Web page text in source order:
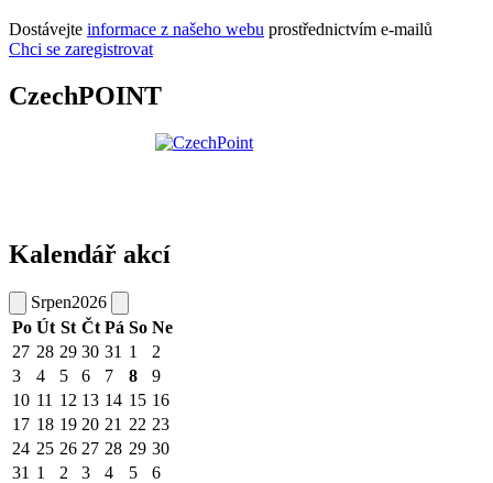
Dostávejte informace z našeho webu prostřednictvím e-mailů
Chci se zaregistrovat
CzechPOINT
Kalendář akcí
Srpen2026
Po Út St Čt Pá So Ne
27 28 29 30 31 1
2
3
4 5 6 7 8
9
10 11 12 13 14 15 16
17 18 19 20 21 22 23
24 25 26 27 28 29 30
31 1 2 3 4 5 6